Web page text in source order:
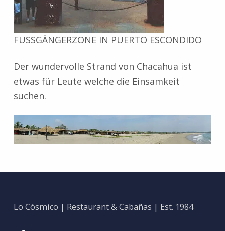
FUSSGÄNGERZONE IN PUERTO ESCONDIDO
Der wundervolle Strand von Chacahua ist
etwas für Leute welche die Einsamkeit
suchen.
Zurück zur Hauptnavigation springen
Lo Cósmico | Restaurant & Cabañas | Est. 1984
Facebook